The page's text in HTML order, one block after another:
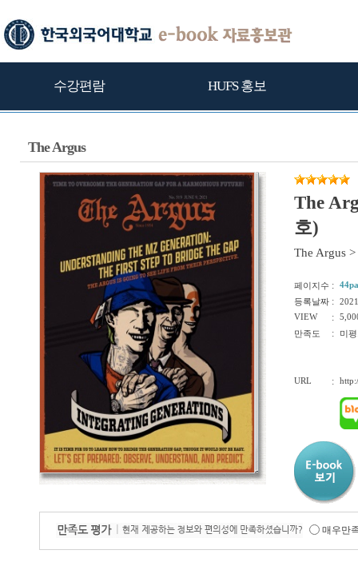
수강편람 HUFS 홍보
The Argus
The
호)
The Argus >
페이지수 :
등록날짜 :
VIEW
:
만족도
: 미
URL :
매우만